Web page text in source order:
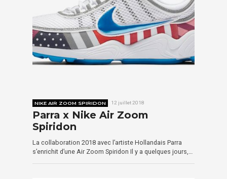
NIKE AIR ZOOM SPIRIDON 12 juillet 2018
Parra x Nike Air Zoom
Spiridon
La collaboration 2018 avec l’artiste Hollandais Parra
s’enrichit d’une Air Zoom Spiridon Il y a quelques jours,…